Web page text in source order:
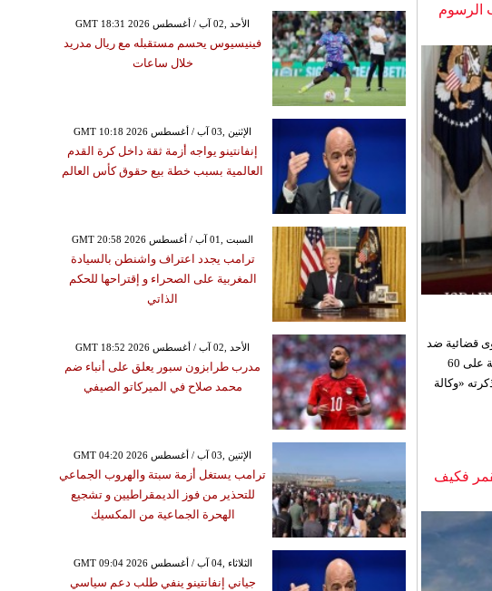
الرسوم
قضائية ضد
إدارة دونالد ترمب، الاثنين، على خلفية فرضه رسوماً جمركية على 60
«وكالة
فكيف
GMT 18:31 2026 الأحد ,02 آب / أغسطس
فينيسيوس يحسم مستقبله مع ريال مدريد
خلال ساعات
GMT 10:18 2026 الإثنين ,03 آب / أغسطس
إنفانتينو يواجه أزمة ثقة داخل كرة القدم
العالمية بسبب خطة بيع حقوق كأس العالم
GMT 20:58 2026 السبت ,01 آب / أغسطس
ترامب يجدد اعتراف واشنطن بالسيادة
المغربية على الصحراء و إقتراحها للحكم
الذاتي
GMT 18:52 2026 الأحد ,02 آب / أغسطس
مدرب طرابزون سبور يعلق على أنباء ضم
محمد صلاح في الميركاتو الصيفي
GMT 04:20 2026 الإثنين ,03 آب / أغسطس
ترامب يستغل أزمة سبتة والهروب الجماعي
للتحذير من فوز الديمقراطيين و تشجيع
الهحرة الجماعية من المكسيك
GMT 09:04 2026 الثلاثاء ,04 آب / أغسطس
جياني إنفانتينو ينفي طلب دعم سياسي